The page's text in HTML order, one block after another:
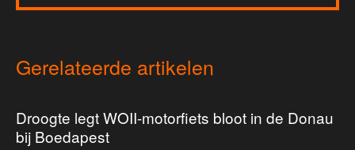
Gerelateerde artikelen
Droogte legt WOII-motorfiets bloot in de Donau
bij Boedapest